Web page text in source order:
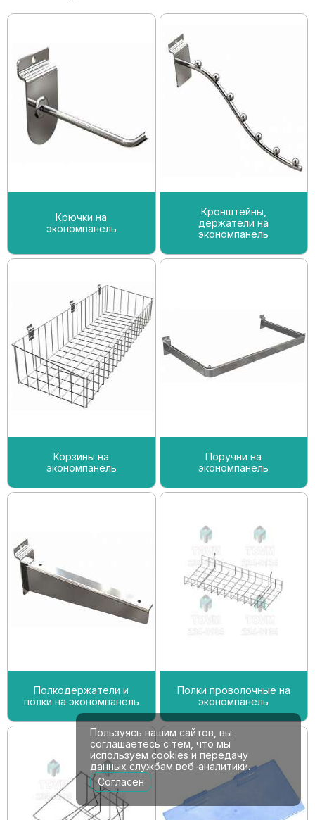
Крючки на
экономпанель
Кронштейны,
держатели на
экономпанель
Корзины на
экономпанель
Поручни на
экономпанель
Полкодержатели и
полки на экономпанель
Полки проволочные на
экономпанель
Пользуясь нашим сайтов, вы
соглашаетесь с тем, что мы
используем cookies и передачу
данных службам веб-аналитики.
Согласен